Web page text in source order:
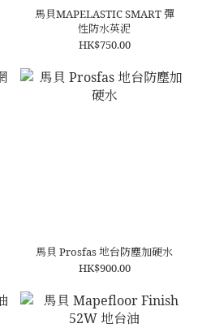
馬貝MAPELASTIC SMART 彈
性防水英泥
HK$750.00
馬貝 Prosfas 地台防塵加硬水
HK$900.00